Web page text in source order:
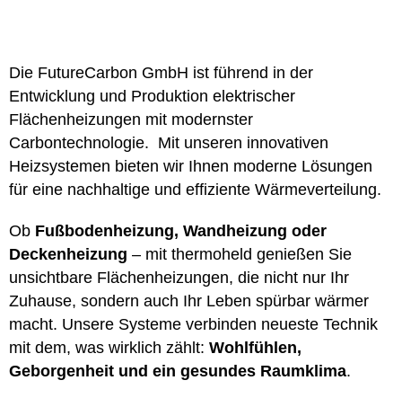
Die FutureCarbon GmbH ist führend in der
Entwicklung und Produktion elektrischer
Flächenheizungen mit modernster
Carbontechnologie. Mit unseren innovativen
Heizsystemen bieten wir Ihnen moderne Lösungen
für eine nachhaltige und effiziente Wärmeverteilung.
Ob Fußbodenheizung, Wandheizung oder
Deckenheizung – mit thermoheld genießen Sie
unsichtbare Flächenheizungen, die nicht nur Ihr
Zuhause, sondern auch Ihr Leben spürbar wärmer
macht. Unsere Systeme verbinden neueste Technik
mit dem, was wirklich zählt: Wohlfühlen,
Geborgenheit und ein gesundes Raumklima.